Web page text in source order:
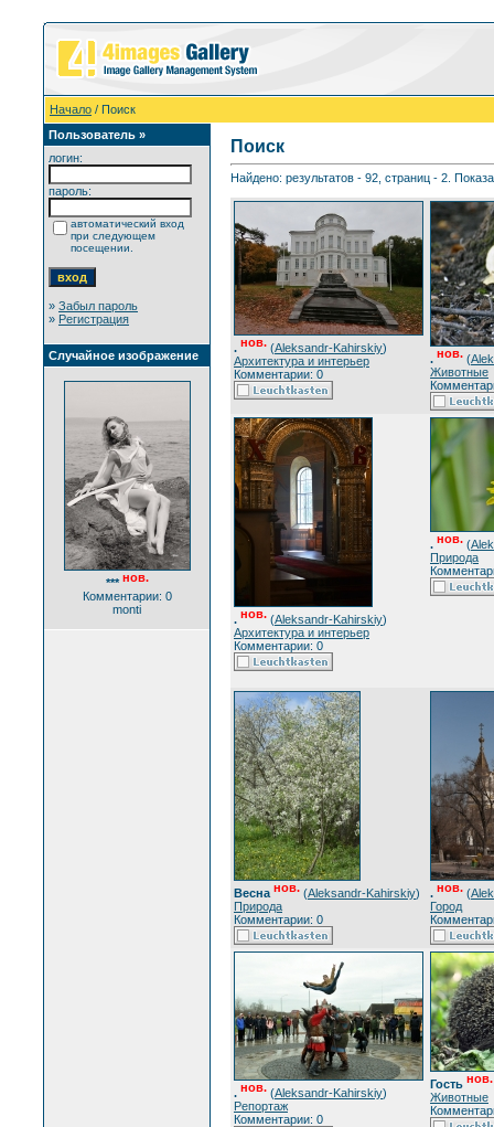
Начало / Поиск
Пользователь »
логин:
пароль:
автоматический вход
при следующем
посещении.
» Забыл пароль
» Регистрация
Случайное изображение
*** нов.
Комментарии: 0
monti
Поиск
Найдено: результатов - 92, страниц - 2.
. нов. (Aleksandr-Kahirskiy)
Архитектура и интерьер
Комментарии: 0
. нов. (
Животные
. нов. (Aleksandr-Kahirskiy)
Архитектура и интерьер
Комментарии: 0
. нов. (
Природа
Весна нов. (Aleksandr-Kahirskiy)
Природа
Комментарии: 0
. нов. (
Город
. нов. (Aleksandr-Kahirskiy)
Репортаж
Комментарии: 0
Гость нов.
Животные